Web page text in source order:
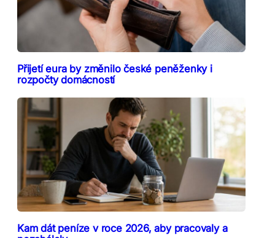
Přijetí eura by změnilo české peněženky i
rozpočty domácností
Kam dát peníze v roce 2026, aby pracovaly a